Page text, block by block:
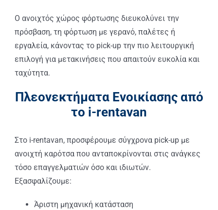
Ο ανοιχτός χώρος φόρτωσης διευκολύνει την
πρόσβαση, τη φόρτωση με γερανό, παλέτες ή
εργαλεία, κάνοντας το pick-up την πιο λειτουργική
επιλογή για μετακινήσεις που απαιτούν ευκολία και
ταχύτητα.
Πλεονεκτήματα Ενοικίασης από
το i-rentavan
Στο i-rentavan, προσφέρουμε σύγχρονα pick-up με
ανοιχτή καρότσα που ανταποκρίνονται στις ανάγκες
τόσο επαγγελματιών όσο και ιδιωτών.
Εξασφαλίζουμε:
Άριστη μηχανική κατάσταση